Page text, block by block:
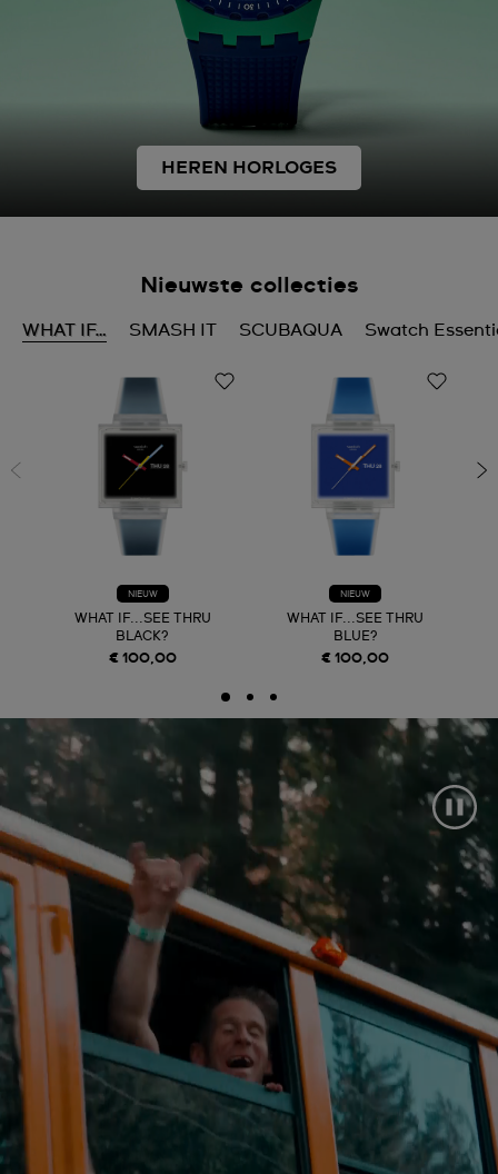
HEREN HORLOGES
Nieuwste collecties
WHAT IF… SMASH IT SCUBAQUA Swatch
NIEUW
WHAT IF...SEE THRU
BLACK?
€ 100,00
NIEUW
WHAT IF...SEE THRU
BLUE?
€ 100,00